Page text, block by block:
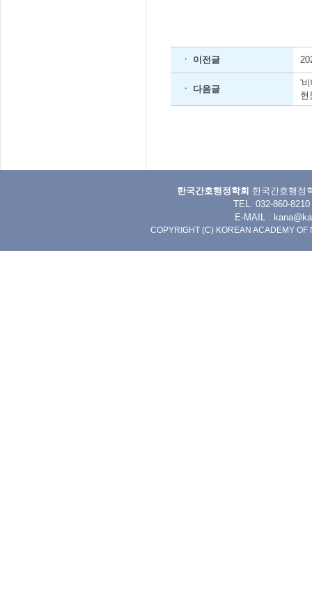
ㆍ 이전글
ㆍ 다음글
'
현
한국간호행정학회 한국간호행정
TEL. 032-860-
E-MAIL :
COPYRIGHT (C) KOREAN ACADEMY